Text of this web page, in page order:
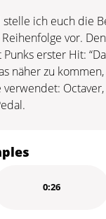
stelle ich euch die
vor.
erster Hit:
näher zu
0:26